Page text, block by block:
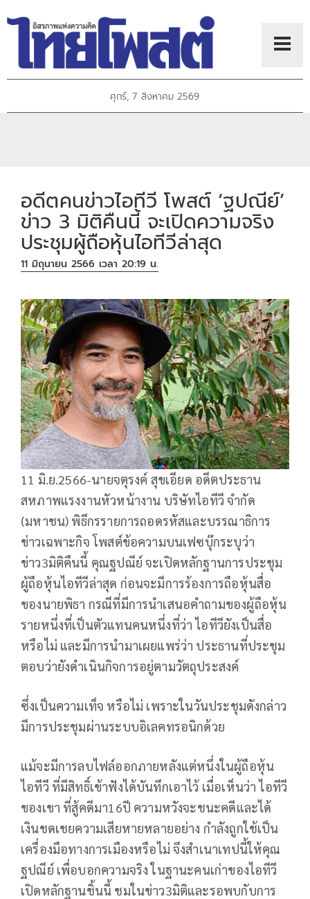
ศุกร์, 7 สิงหาคม 2569
อดีตคนข่าวไอทีวี โพสต์ ‘ฐปณีย์’
ข่าว 3 มิติคืนนี้ จะเปิดความจริง
ประชุมผู้ถือหุ้นไอทีวีล่าสุด
11 มิถุนายน 2566 เวลา 20:19 น.
11 มิ.ย.2566-นายจตุรงค์ สุขเอียด อดีตประธาน
สหภาพแรงงานหัวหน้างาน บริษัทไอทีวี จำกัด
(มหาชน) พิธีกรรายการถอดรหัสและบรรณาธิการ
ข่าวเฉพาะกิจ โพสต์ข้อความบนเฟซบุ๊กระบุว่า
ข่าว3มิติคืนนี้ คุณฐปณีย์ จะเปิดหลักฐานการประชุม
ผู้ถือหุ้นไอทีวีล่าสุด ก่อนจะมีการร้องการถือหุ้นสื่อ
ของนายพิธา กรณีที่มีการนำเสนอคำถามของผู้ถือหุ้น
รายหนึ่งที่เป็นตัวแทนคนหนึ่งที่ว่า ไอทีวียังเป็นสื่อ
หรือไม่ และมีการนำมาเผยแพร่ว่า ประธานที่ประชุม
ตอบว่ายังดำเนินกิจการอยู่ตามวัตถุประสงค์
ซึ่งเป็นความเท็จ หรือไม่ เพราะในวันประชุมดังกล่าว
มีการประชุมผ่านระบบอิเลคทรอนิกด้วย
แม้จะมีการลบไฟล์ออกภายหลังแต่หนึ่งในผู้ถือหุ้น
ไอทีวี ที่มีสิทธิ์เข้าฟังได้บันทึกเอาไว้ เมื่อเห็นว่า ไอทีวี
ของเขา ที่สู้คดีมา16ปี ความหวังจะชนะคดีและได้
เงินชดเชยความเสียหายหลายอย่าง กำลังถูกใช้เป็น
เครื่องมือทางการเมืองหรือไม่ จึงสำเนาเทปนี้ให้คุณ
ฐปณีย์ เพื่อบอกความจริง ในฐานะคนเก่าของไอทีวี
เปิดหลักฐานชิ้นนี้ ชมในข่าว3มิติและรอพบกับการ